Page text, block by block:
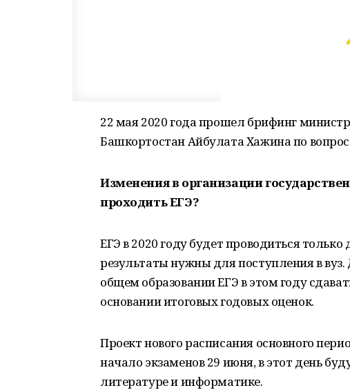
22 мая 2020 года прошел брифинг
Башкортостан Айбулата Хажина по
Изменения в организации
проходить ЕГЭ?
ЕГЭ в 2020 году будет проводиться
результаты нужны для поступления в
общем образовании ЕГЭ в этом году
основании итоговых годовых оценок.
Проект нового расписания основного
начало экзаменов 29 июня, в этот день
литературе и информатике.